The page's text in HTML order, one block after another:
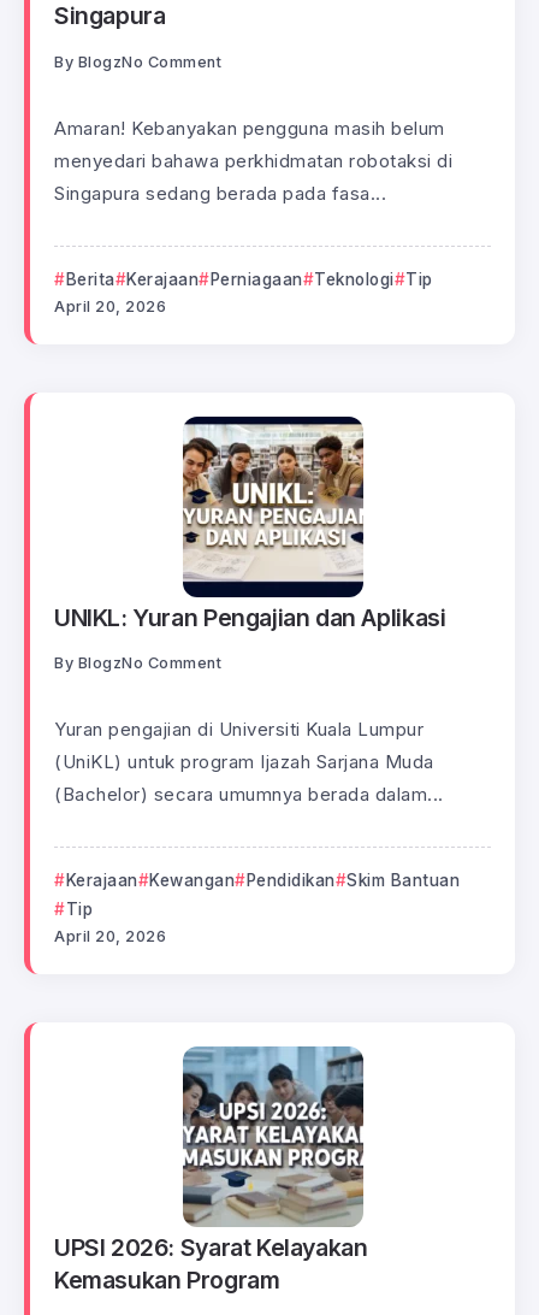
Singapura
By BlogzNo Comment
Amaran! Kebanyakan pengguna masih belum
menyedari bahawa perkhidmatan robotaksi di
Singapura sedang berada pada fasa...
Berita Kerajaan Perniagaan Teknologi Tip
April 20, 2026
UNIKL: Yuran Pengajian dan Aplikasi
By BlogzNo Comment
Yuran pengajian di Universiti Kuala Lumpur
(UniKL) untuk program Ijazah Sarjana Muda
(Bachelor) secara umumnya berada dalam...
Kerajaan Kewangan Pendidikan
Skim Bantuan
Tip
April 20, 2026
UPSI 2026: Syarat Kelayakan
Kemasukan Program